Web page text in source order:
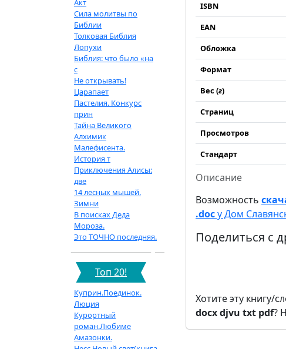
Акт
Сила молитвы по
Библии
Толковая Библия
Лопухи
Библия: что было «на
с
Не открывать!
Царапает
Пастелия. Конкурс
прин
Тайна Великого
Алхимик
Малефисента.
История т
Приключения Алисы:
две
14 лесных мышей.
Зимни
В поисках Деда
Мороза.
Это ТОЧНО последняя.
Топ 20!
Куприн.Поединок.
Люция
Курортный
роман.Любиме
Амазонки.
ISBN
EAN
Обложка
Формат
Вес (г)
Страниц
Просмотров
Стандарт
Описание
Возможность
.docу Дом
Поделиться с
Хотите эту книгу/
docxdjvu txt pdf?